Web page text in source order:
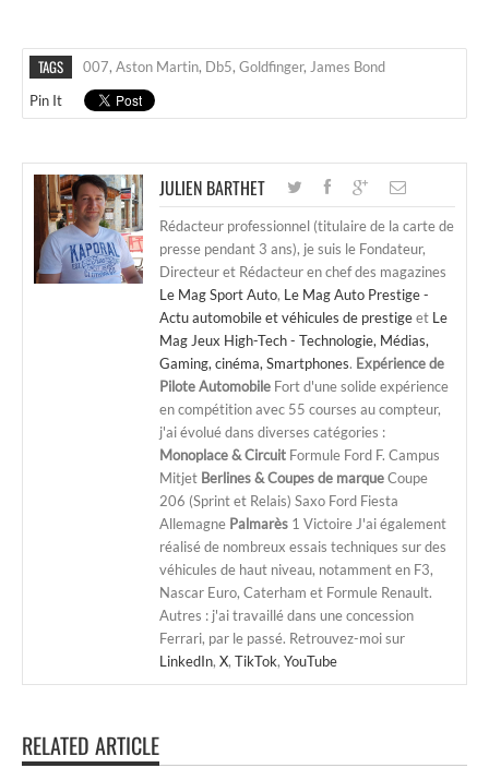
TAGS 007, Aston Martin, Db5, Goldfinger, James Bond
Pin It
JULIEN BARTHET
Rédacteur professionnel (titulaire de la carte de
presse pendant 3 ans), je suis le Fondateur,
Directeur et Rédacteur en chef des magazines
Le Mag Sport Auto, Le Mag Auto Prestige -
Actu automobile et véhicules de prestigeet Le
Mag Jeux High-Tech - Technologie, Médias,
Gaming, cinéma, Smartphones. Expérience de
Pilote Automobile Fort d'une solide expérience
en compétition avec 55 courses au compteur,
j'ai évolué dans diverses catégories :
Monoplace & Circuit Formule Ford F. Campus
Mitjet Berlines & Coupes de marqueCoupe
206 (Sprint et Relais) Saxo Ford Fiesta
Allemagne Palmarès 1 Victoire J'ai également
réalisé de nombreux essais techniques sur des
véhicules de haut niveau, notamment en F3,
Nascar Euro, Caterham et Formule Renault.
Autres : j'ai travaillé dans une concession
Ferrari, par le passé. Retrouvez-moi sur
LinkedIn, X, TikTok, YouTube
RELATED ARTICLE